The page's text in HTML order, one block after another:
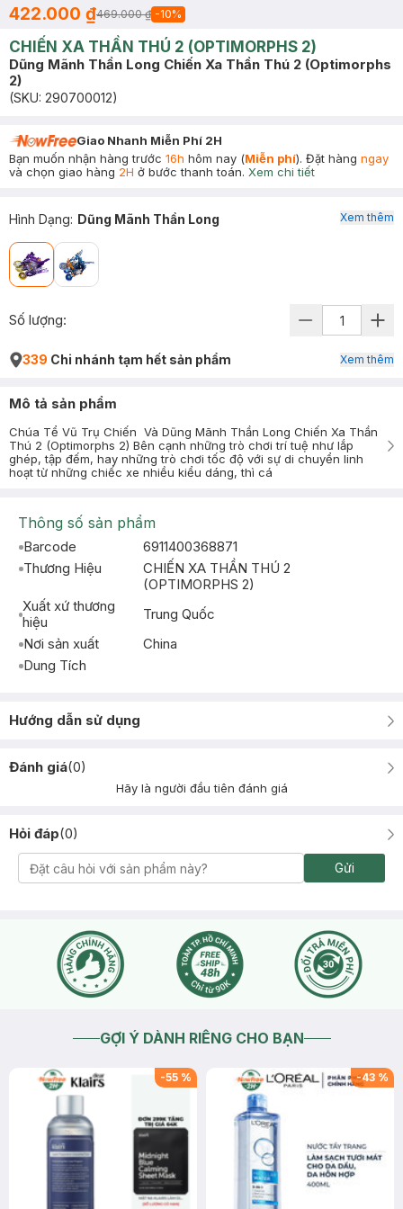
422.000 ₫469.000 ₫ -10%
CHIẾN XA THẦN THÚ 2 (OPTIMORPHS 2)
Dũng Mãnh Thần Long Chiến Xa Thần Thú 2 (Optimorphs
2)
(SKU: 290700012)
Giao Nhanh Miễn Phí 2H
Bạn muốn nhận hàng trước 16h hôm nay (Miễn phí). Đặt hàng ngay
và chọn giao hàng 2H ở bước thanh toán. Xem chi tiết
Hình Dạng: Dũng Mãnh Thần Long Xem thêm
Số lượng:
339 Chi nhánh tạm hết sản phẩm Xem thêm
Mô tả sản phẩm
Chúa Tể Vũ Trụ Chiến Và Dũng Mãnh Thần Long Chiến Xa Thần
Thú 2 (Optimorphs 2) Bên cạnh những trò chơi trí tuệ như lắp
ghép, tập đếm, hay những trò chơi tốc độ với sự di chuyển linh
hoạt từ những chiếc xe nhiều kiểu dáng, thì cá
Thông số sản phẩm
Barcode
6911400368871
Thương Hiệu
CHIẾN XA THẦN THÚ 2
(OPTIMORPHS 2)
Xuất xứ thương
hiệu
Trung Quốc
Nơi sản xuất
China
Dung Tích
Hướng dẫn sử dụng
Đánh giá(0)
Hãy là người đầu tiên đánh giá
Hỏi đáp(0)
Gửi
GỢI Ý DÀNH RIÊNG CHO BẠN
-55 % -43 %